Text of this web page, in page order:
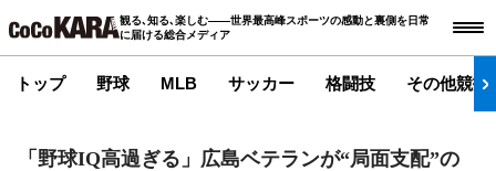
観る､知る､楽しむ――世界最高峰スポーツの感動と裏側を日常
に届ける総合メディア
トップ 野球 MLB サッカー 格闘技 その他競技
「野球IQ高過ぎる」広島ベテランが“局面支配”の